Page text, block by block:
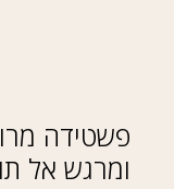
פשטידה
ומרגש אל